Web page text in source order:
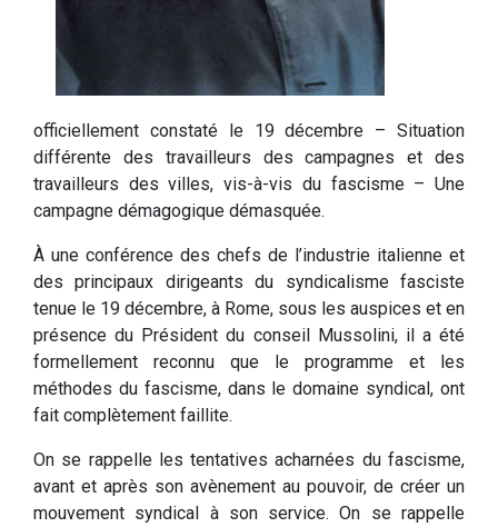
officiellement constaté le 19 décembre – Situation
différente des travailleurs des campagnes et des
travailleurs des villes, vis-à-vis du fascisme – Une
campagne démagogique démasquée.
À une conférence des chefs de l’industrie italienne et
des principaux dirigeants du syndicalisme fasciste
tenue le 19 décembre, à Rome, sous les auspices et en
présence du Président du conseil Mussolini, il a été
formellement reconnu que le programme et les
méthodes du fascisme, dans le domaine syndical, ont
fait complètement faillite.
On se rappelle les tentatives acharnées du fascisme,
avant et après son avènement au pouvoir, de créer un
mouvement syndical à son service. On se rappelle